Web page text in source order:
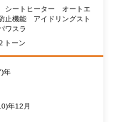
ートヒーター オートエ
機能 アイドリングスト
ワスラ
トーン
年
年12月